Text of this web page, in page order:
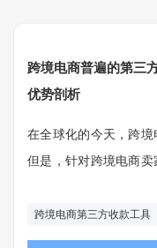
跨境电商普遍的第三
优势剖析
在全球化的今天，跨境
但是，针对跨境电商卖
杂的金融体制，选择
成本，提升资本流动性
跨境电商第三方收款工具